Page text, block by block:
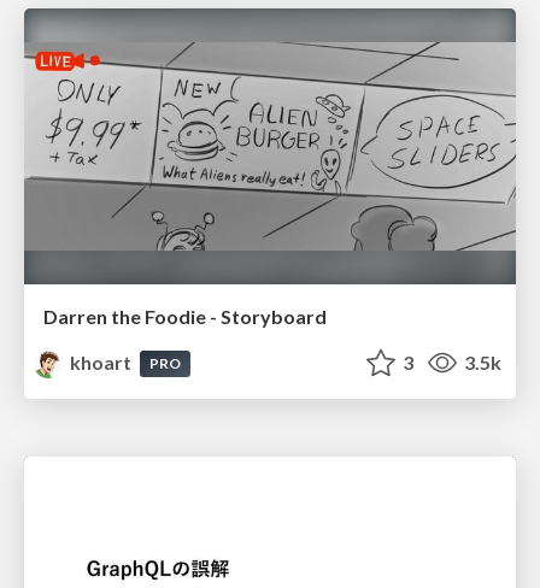
Darren the Foodie - Storyboard
khoart
PRO 3 3.5k